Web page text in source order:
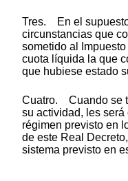
Tres. En el
circunstancias que
sometido al
cuota líquida la que
que hubiese estado
Cuatro. Cuando se
su actividad, les será
régimen previsto en
de este Real
sistema previsto en